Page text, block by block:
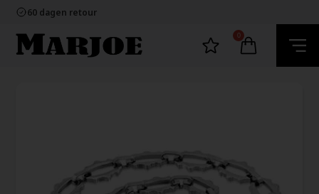
60 dagen retour
Ecommerce Europe
100% nikkelvrij sieraden
60 dagen retour
0